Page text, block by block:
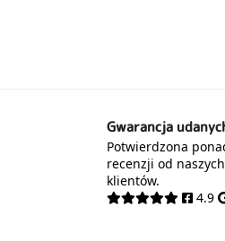
Gwarancja
Potwierdzona
recenzji od
klientów.
4.9